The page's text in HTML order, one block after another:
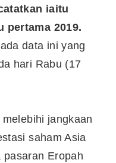
iaitu
pertama 2019.
data ini yang
hari Rabu (17
jangkaan
saham Asia
pasaran Eropah